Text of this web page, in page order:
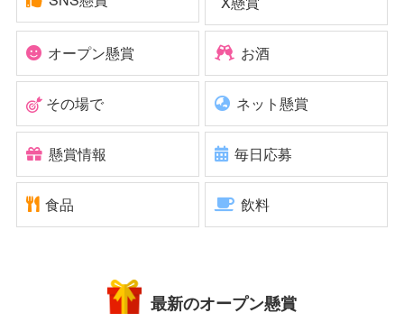
オープン懸賞 お酒
その場で ネット懸賞
懸賞情報 毎日応募
食品 飲料
最新のオープン懸賞